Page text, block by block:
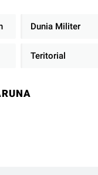
Dunia Militer
Teritorial